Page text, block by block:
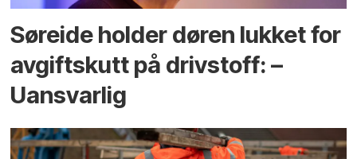
Søreide holder døren lukket for
avgiftskutt på drivstoff: –
Uansvarlig